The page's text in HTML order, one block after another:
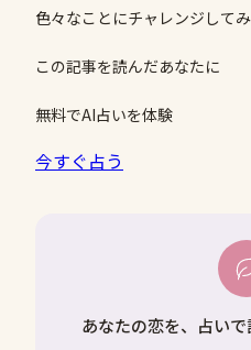
色々なことにチャレンジして
この記事を読んだあなたに
無料でAI占いを体験
今すぐ占う
あなたの恋を、占い